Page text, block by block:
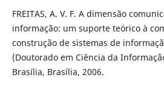
FREITAS, A. V. F. A dimensão
informação: um suporte teórico à
construção de sistemas de
(Doutorado em Ciência da
Brasília, Brasília, 2006.